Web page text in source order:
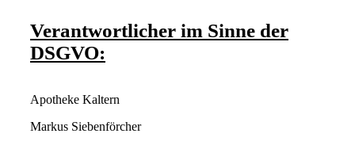
Verantwortlicher im Sinne der
DSGVO:
Apotheke Kaltern
Markus Siebenförcher